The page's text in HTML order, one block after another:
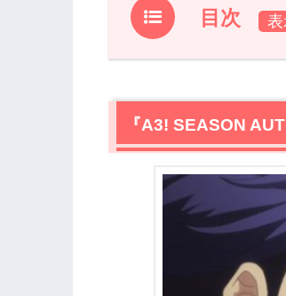
目次
1.『A3! SEASON
2.1MANKAIカンパニ
2.2秋組リーダーの
2.3なんやかんや息
『A3! SEASON
『A3! SEASON